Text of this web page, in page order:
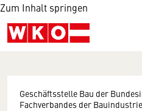
Zum Inhalt springen
Geschäftsstelle Bau der
Fachverbandes der Bauindustrie